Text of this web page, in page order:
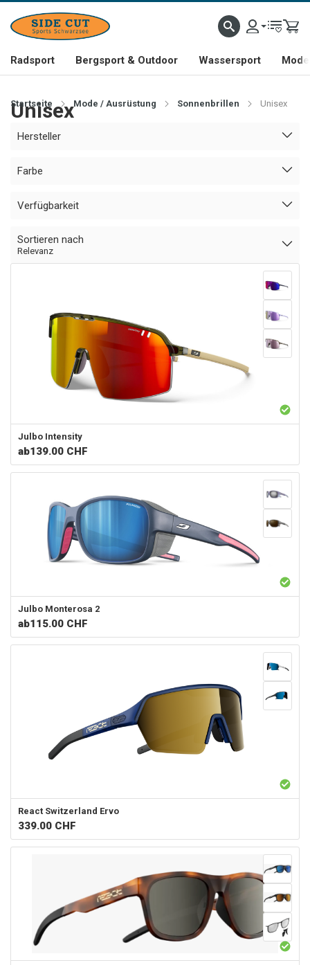
Radsport Bergsport & Outdoor Wassersport
Startseite Mode / Ausrüstung Sonnenbrillen Unisex
Unisex
Hersteller
Farbe
Verfügbarkeit
Sortieren nach
Relevanz
Julbo Intensity
ab139.00 CHF
Julbo Monterosa 2
ab115.00 CHF
React Switzerland Ervo
339.00 CHF